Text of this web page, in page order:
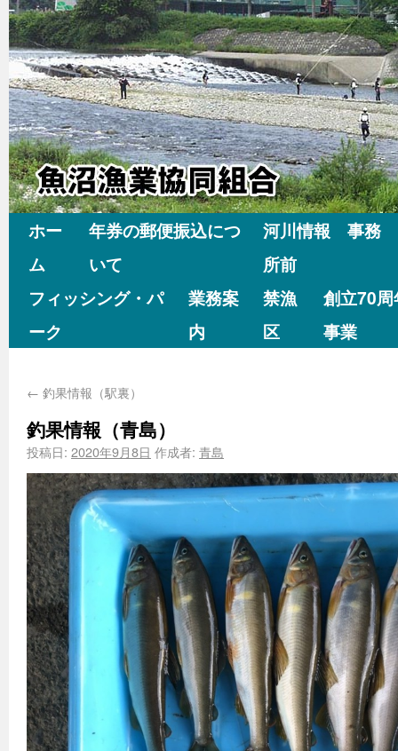
ホー
ム
年券の郵便振込につ
いて
河川情報 事務
所前
フィッシング・パ
ーク
業務案
内
禁漁
区
創立70
事業
← 釣果情報（駅裏）
釣果情報（青島）
投稿日: 2020年9月8日 作成者: 青島